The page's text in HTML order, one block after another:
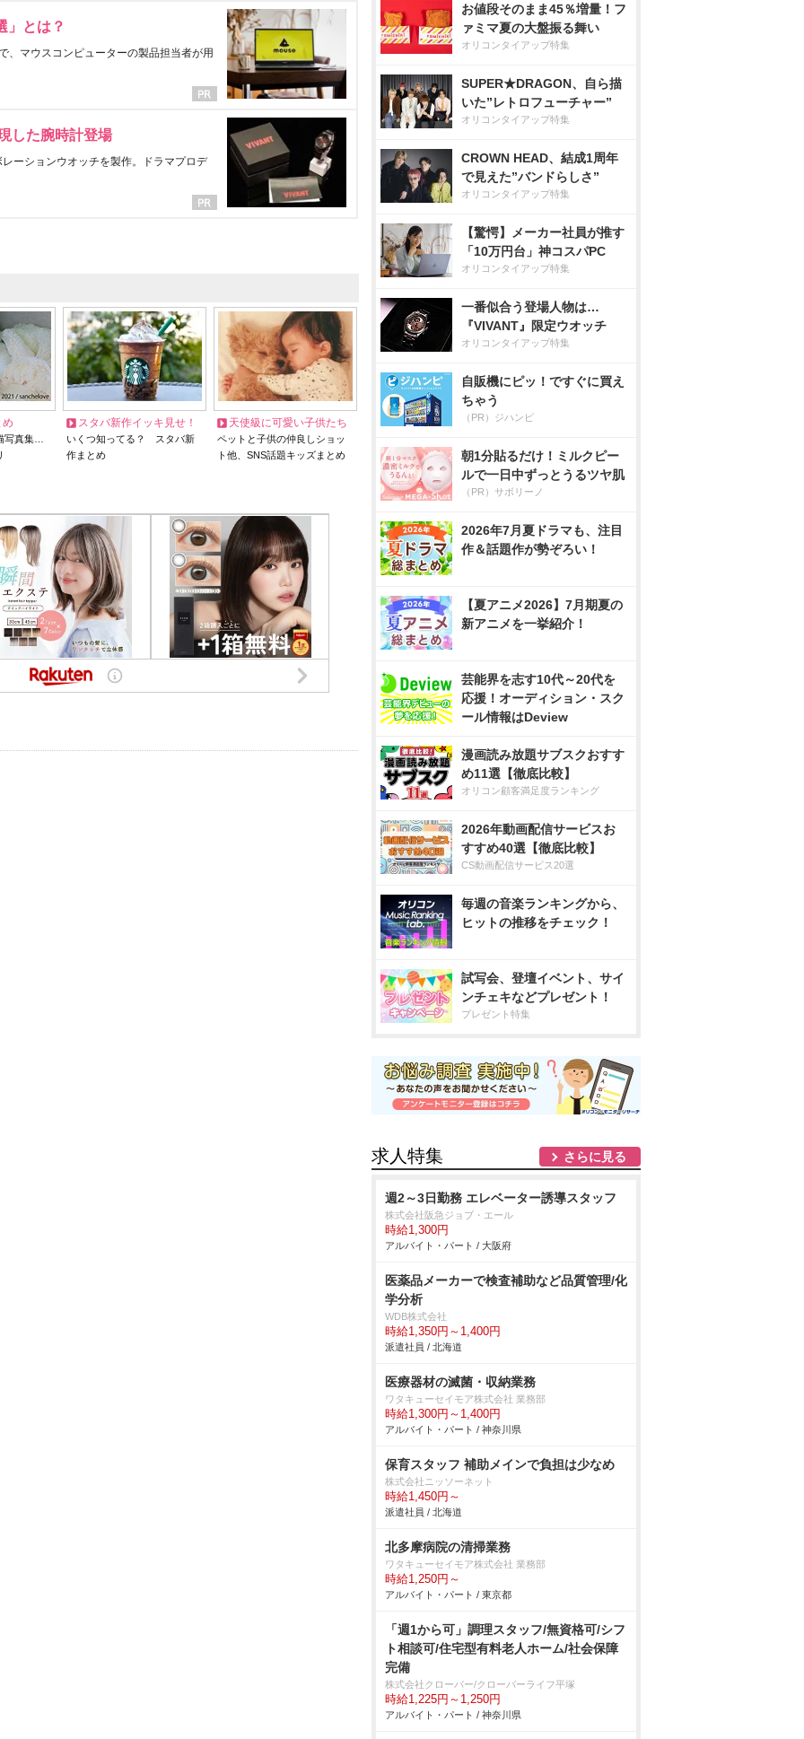
」とは？
、マウスコンピューターの製品担当者が用
した腕時計登場
ーションウオッチを製作。ドラマプロデ
め
写真集…
スタバ新作イッキ見せ！
いくつ知ってる？ スタバ新
作まとめ
天使級に可愛い子供たち
ペットと子供の仲良しショッ
ト他、SNS話題キッズまとめ
お値段そのまま45％増量！フ
ァミマ夏の大盤振る舞い
オリコンタイアップ特集
SUPER★DRAGON、自ら描
いた”レトロフューチャー”
オリコンタイアップ特集
CROWN HEAD、結成1周年
で見えた”バンドらしさ”
オリコンタイアップ特集
【驚愕】メーカー社員が推す
「10万円台」神コスパPC
オリコンタイアップ特集
一番似合う登場人物は…
『VIVANT』限定ウオッチ
オリコンタイアップ特集
自販機にピッ！ですぐに買え
ちゃう
（PR）ジハンピ
朝1分貼るだけ！ミルクピー
ルで一日中ずっとうるツヤ肌
（PR）サボリーノ
2026年7月夏ドラマも、注目
作＆話題作が勢ぞろい！
【夏アニメ2026】7月期夏の
新アニメを一挙紹介！
芸能界を志す10代～20代を
応援！オーディション・スク
ール情報はDeview
漫画読み放題サブスクおすす
め11選【徹底比較】
オリコン顧客満足度ランキング
2026年動画配信サービスお
すすめ40選【徹底比較】
CS動画配信サービス20選
毎週の音楽ランキングから、
ヒットの推移をチェック！
試写会、登壇イベント、サイ
ンチェキなどプレゼント！
プレゼント特集
求人特集 さらに見る
週2～3日勤務 エレベーター誘導スタッフ
株式会社阪急ジョブ・エール
時給1,300円
アルバイト・パート / 大阪府
医薬品メーカーで検査補助など品質管理/化
学分析
WDB株式会社
時給1,350円～1,400円
派遣社員 / 北海道
医療器材の滅菌・収納業務
ワタキューセイモア株式会社 業務部
時給1,300円～1,400円
アルバイト・パート / 神奈川県
保育スタッフ 補助メインで負担は少なめ
株式会社ニッソーネット
時給1,450円～
派遣社員 / 北海道
北多摩病院の清掃業務
ワタキューセイモア株式会社 業務部
時給1,250円～
アルバイト・パート / 東京都
「週1から可」調理スタッフ/無資格可/シフ
ト相談可/住宅型有料老人ホーム/社会保障
完備
株式会社クローバー/クローバーライフ平塚
時給1,225円～1,250円
アルバイト・パート / 神奈川県